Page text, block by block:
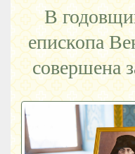
В
епископа
совершена